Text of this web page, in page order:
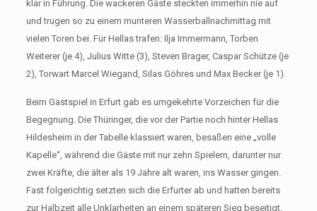
klar in Führung. Die wackeren Gäste steckten immerhin nie auf
und trugen so zu einem munteren Wasserballnachmittag mit
vielen Toren bei. Für Hellas trafen: Ilja Immermann, Torben
Weiterer (je 4), Julius Witte (3), Steven Brager, Caspar Schütze (je
2), Torwart Marcel Wiegand, Silas Göhres und Max Becker (je 1).
Beim Gastspiel in Erfurt gab es umgekehrte Vorzeichen für die
Begegnung. Die Thüringer, die vor der Partie noch hinter Hellas
Hildesheim in der Tabelle klassiert waren, besaßen eine „volle
Kapelle“, während die Gäste mit nur zehn Spielern, darunter nur
zwei Kräfte, die älter als 19 Jahre alt waren, ins Wasser gingen.
Fast folgerichtig setzten sich die Erfurter ab und hatten bereits
zur Halbzeit alle Unklarheiten an einem späteren Sieg beseitigt.